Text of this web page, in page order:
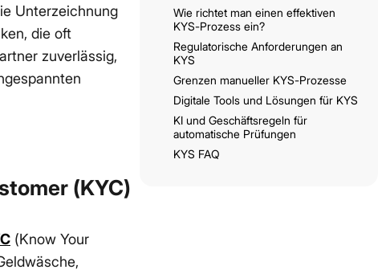
Unterzeichnung
die oft
zuverlässig,
(KYC)
(Know Your
Wie richtet man einen effektiven
KYS-Prozess ein?
Regulatorische Anforderungen an
KYS
Grenzen manueller KYS-Prozesse
Digitale Tools und Lösungen für KYS
KI und Geschäftsregeln für
automatische Prüfungen
KYS FAQ